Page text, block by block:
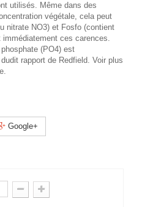
utilisés. Même dans des
végétale, cela peut
nitrate NO3) et Fosfo (contient
ces carences.
(PO4) est
rapport de Redfield. Voir plus
Google+